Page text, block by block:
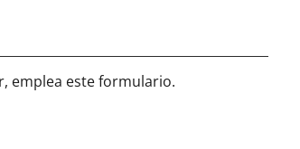
emplea este formulario.